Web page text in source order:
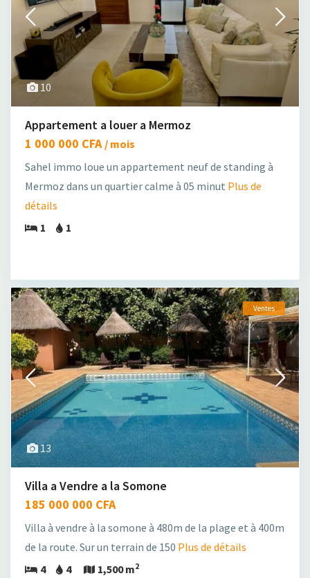
10
Appartement a louer a Mermoz
1 000 000 CFA / mois
Sahel immo loue un appartement neuf de standing à
Mermoz dans un quartier calme à 05 minut Plus de
détails
1
1
13
Ventes
Villa a Vendre a la Somone
185 000 000 CFA
Villa à vendre à la somone à 480m de la plage et à 400m
de la route. Sur un terrain de 150 Plus de détails
4
4 1,500 m2